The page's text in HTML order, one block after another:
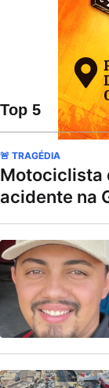
Top 5
🚨 TRAGÉDIA
Motociclista
acidente na